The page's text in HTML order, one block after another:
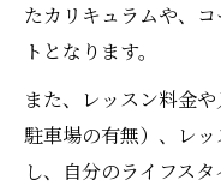
たカリキュラムや、
トとなります。
また、レッスン料金
駐車場の有無）、レ
し、自分のライフス